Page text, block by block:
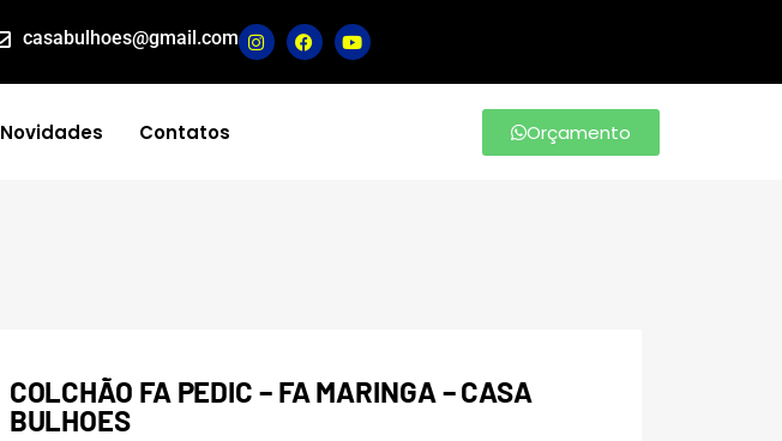
casabulhoes@gmail.com
Novidades Contatos Orçamento
COLCHÃO FA PEDIC – FA MARINGA – CASA
BULHOES